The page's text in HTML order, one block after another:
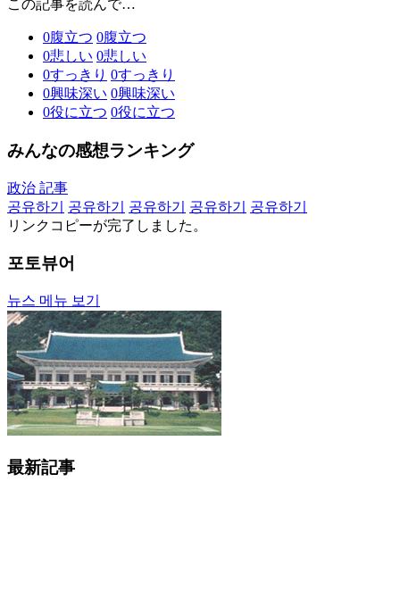
この記事を読んで…
0腹立つ 0腹立つ
0悲しい 0悲しい
0すっきり 0すっきり
0興味深い 0興味深い
0役に立つ 0役に立つ
みんなの感想ランキング
政治 記事
공유하기
공유하기 공유하기 공유하기
공유하기
リンクコピーが完了しました。
포토뷰어
뉴스 메뉴 보기
最新記事